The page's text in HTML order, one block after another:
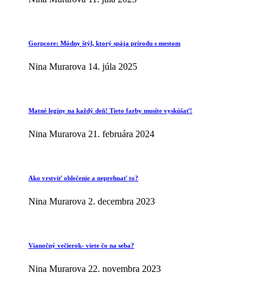
Gorpcore: Módny štýl, ktorý spája prírodu s mestom
Nina Murarova 14. júla 2025
Matné legíny na každý deň! Tieto farby musíte vyskúšať!
Nina Murarova 21. februára 2024
Ako vrstviť oblečenie a neprehnať to?
Nina Murarova 2. decembra 2023
Vianočný večierok- viete čo na seba?
Nina Murarova 22. novembra 2023